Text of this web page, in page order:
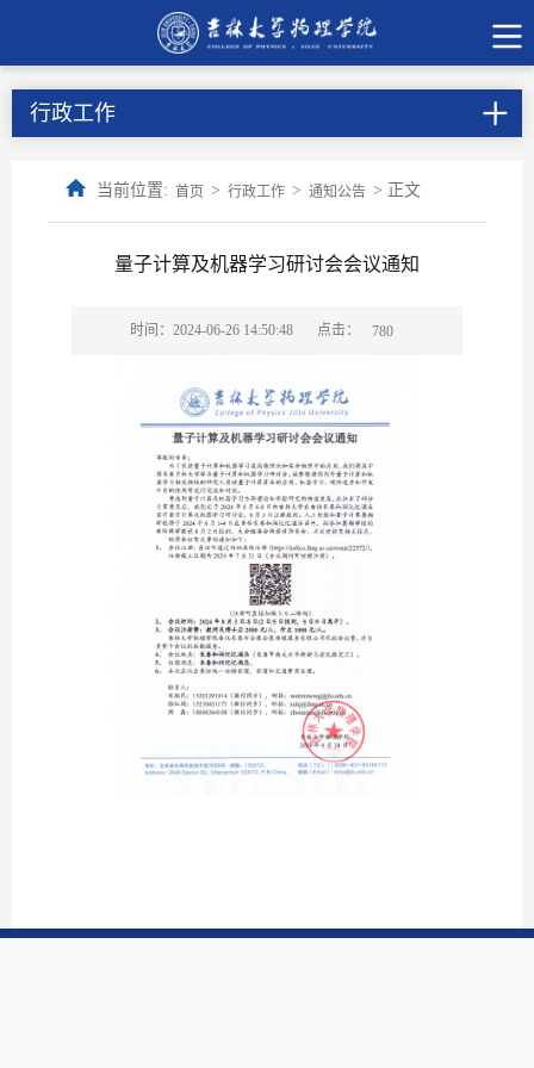
行政工作
当前位置: 首页 > 行政工作 > 通知公告 > 正文
量子计算及机器学习研讨会会议通知
时间：2024-06-26 14:50:48 点击： 780